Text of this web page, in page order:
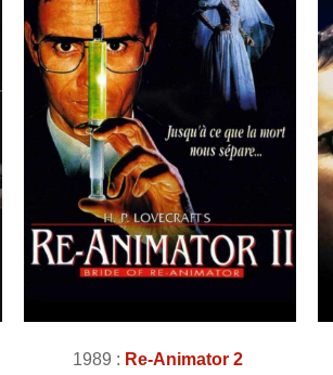
1989 : Re-Animator 2